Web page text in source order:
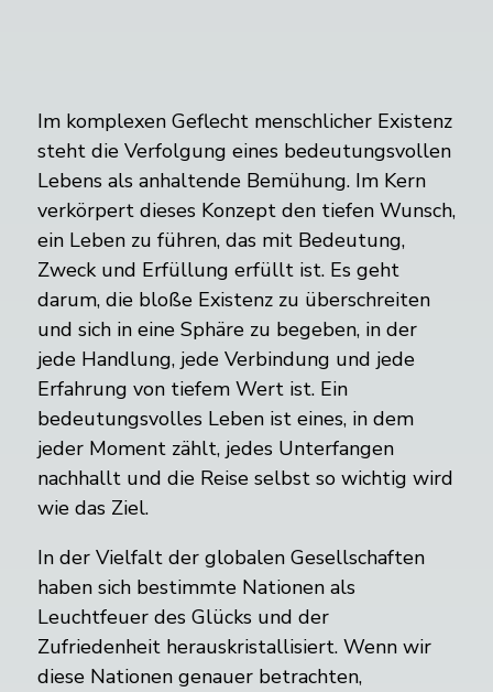
Im komplexen Geflecht menschlicher Existenz
steht die Verfolgung eines bedeutungsvollen
Lebens als anhaltende Bemühung. Im Kern
verkörpert dieses Konzept den tiefen Wunsch,
ein Leben zu führen, das mit Bedeutung,
Zweck und Erfüllung erfüllt ist. Es geht
darum, die bloße Existenz zu überschreiten
und sich in eine Sphäre zu begeben, in der
jede Handlung, jede Verbindung und jede
Erfahrung von tiefem Wert ist. Ein
bedeutungsvolles Leben ist eines, in dem
jeder Moment zählt, jedes Unterfangen
nachhallt und die Reise selbst so wichtig wird
wie das Ziel.
In der Vielfalt der globalen Gesellschaften
haben sich bestimmte Nationen als
Leuchtfeuer des Glücks und der
Zufriedenheit herauskristallisiert. Wenn wir
diese Nationen genauer betrachten,